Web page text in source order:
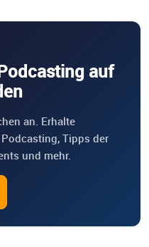
auf
an. Erhalte
Tipps der
und mehr.